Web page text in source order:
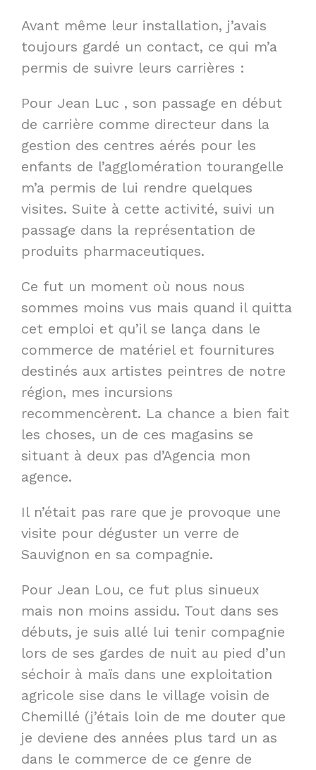
Avant même leur installation, j’avais
toujours gardé un contact, ce qui m’a
permis de suivre leurs carrières :
Pour Jean Luc , son passage en début
de carrière comme directeur dans la
gestion des centres aérés pour les
enfants de l’agglomération tourangelle
m’a permis de lui rendre quelques
visites. Suite à cette activité, suivi un
passage dans la représentation de
produits pharmaceutiques.
Ce fut un moment où nous nous
sommes moins vus mais quand il quitta
cet emploi et qu’il se lança dans le
commerce de matériel et fournitures
destinés aux artistes peintres de notre
région, mes incursions
recommencèrent. La chance a bien fait
les choses, un de ces magasins se
situant à deux pas d’Agencia mon
agence.
Il n’était pas rare que je provoque une
visite pour déguster un verre de
Sauvignon en sa compagnie.
Pour Jean Lou, ce fut plus sinueux
mais non moins assidu. Tout dans ses
débuts, je suis allé lui tenir compagnie
lors de ses gardes de nuit au pied d’un
séchoir à maïs dans une exploitation
agricole sise dans le village voisin de
Chemillé (j’étais loin de me douter que
je deviene des années plus tard un as
dans le commerce de ce genre de